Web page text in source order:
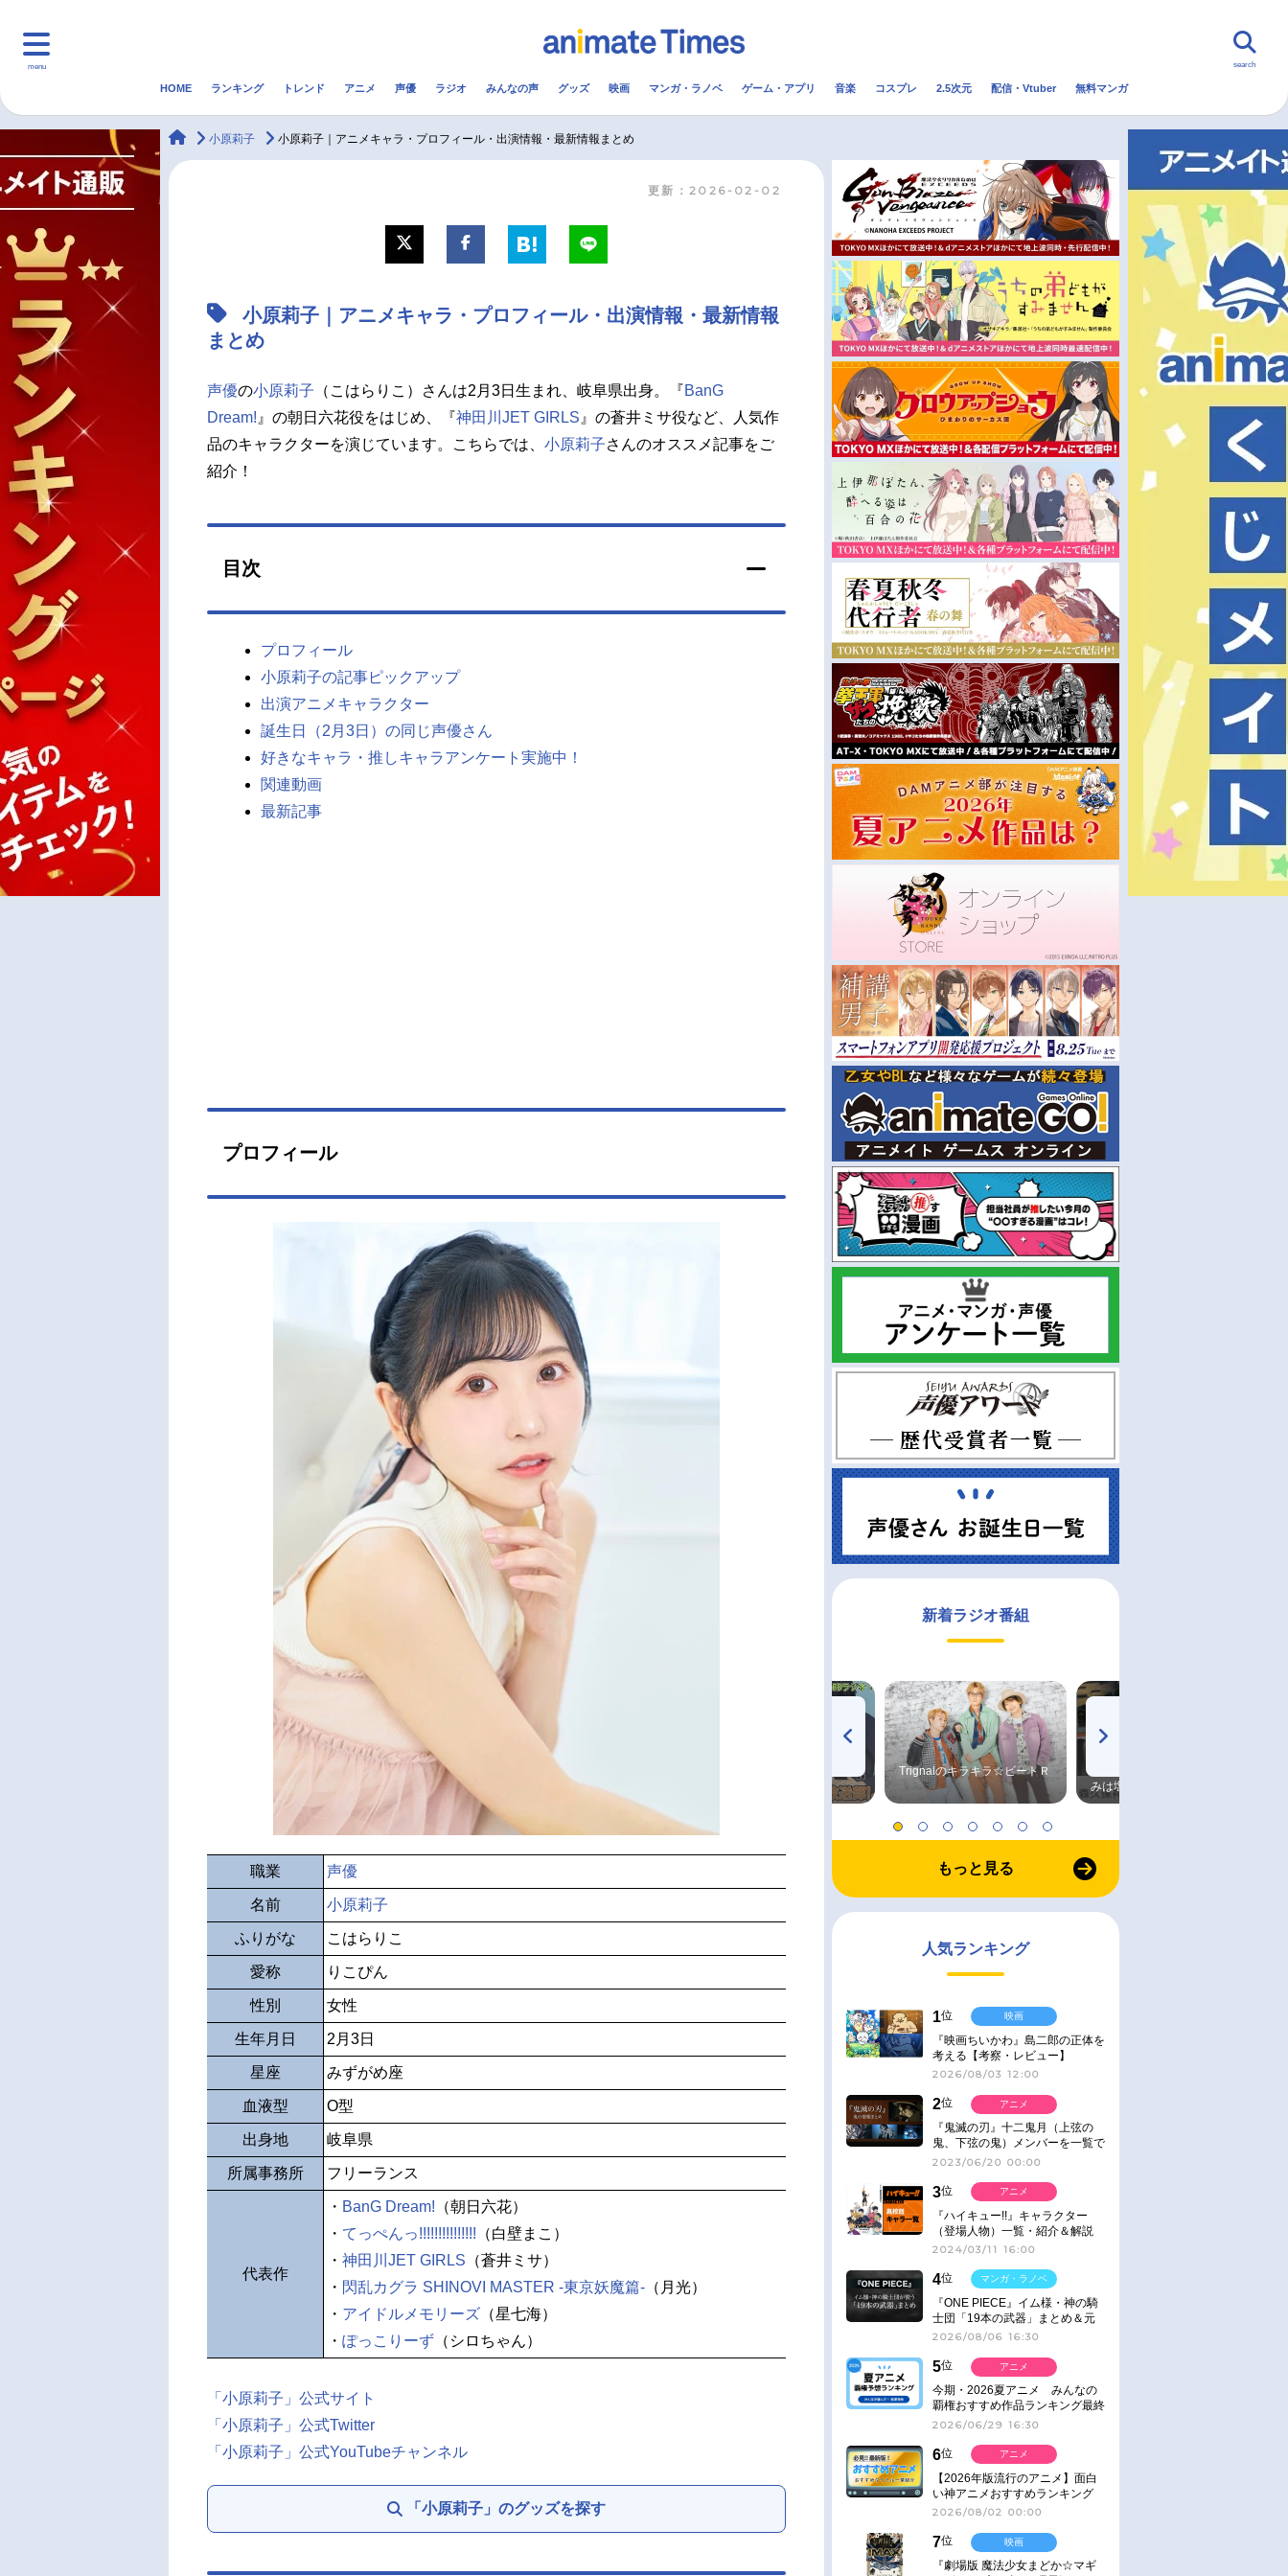
menu
マンガ・ラノベ 2.5次元 配信・Vtuber トレンド 無料マンガ
声優記事一覧
アニメ映画一覧
男性声優/女性声優一覧
今期アニメ曜日別一覧
夏アニメ
秋アニメ
冬アニメ
search
HOME ランキング トレンド アニメ 声優 ラジオ みんなの声 グッズ 映画 マンガ・ラノベ ゲーム・アプリ 音楽 コスプレ 2.5次元 配信・Vtuber 無料マンガ
animateTimes
小原莉子 小原莉子｜アニメキャラ・プロフィール・出演情報・最新情報まとめ
更新：2026-02-02
小原莉子｜アニメキャラ・プロフィール・出演情報・最新情報
まとめ
声優の小原莉子 （こはらりこ）さんは2月3日生まれ、岐阜県出身。『BanG
Dream! 』の朝日六花役をはじめ、『神田川JET GIRLS 』の蒼井ミサ役など、人気作
品のキャラクターを演じています。こちらでは、 小原莉子さんのオススメ記事をご
紹介！
目次
プロフィール
小原莉子の記事ピックアップ
出演アニメキャラクター
誕生日（2月3日）の同じ声優さん
好きなキャラ・推しキャラアンケート実施中！
関連動画
最新記事
プロフィール
職業 声優
名前 小原莉子
ふりがな こはらりこ
愛称 りこぴん
性別 女性
生年月日 2月3日
星座 みずがめ座
血液型 O型
出身地 岐阜県
所属事務所 フリーランス
代表作
・ BanG Dream! （朝日六花）
・ てっぺんっ!!!!!!!!!!!!!!! （白壁まこ）
・ 神田川JET GIRLS （蒼井ミサ）
・ 閃乱カグラ SHINOVI MASTER -東京妖魔篇- （月光）
・ アイドルメモリーズ （星七海）
・ ぽっこりーず （シロちゃん）
「小原莉子」公式サイト
「小原莉子」公式Twitter
「小原莉子」公式YouTubeチャンネル
「小原莉子」のグッズを探す
新着ラジオ番組
TVアニメ『戦隊大失格』
radio 大直会 2nd season
Trignalのキラキラ☆ビートＲ
みは塩だけ
もっと見る
人気ランキング
1位
『映画ちいかわ』島二郎の正体を
考える【考察・レビュー】
2026/08/03 12:00
映画
2位
『鬼滅の刃』十二鬼月（上弦の
鬼、下弦の鬼）メンバーを一覧で
紹介＆解説（登場鬼の情報まと
2023/06/20 00:00
アニメ
3位
『ハイキュー!!』キャラクター
（登場人物）一覧・紹介＆解説
2024/03/11 16:00
アニメ
4位
『ONE PIECE』イム様・神の騎
士団「19本の武器」まとめ＆元
ネタ
2026/08/06 16:30
マンガ・ラノベ
5位
今期・2026夏アニメ みんなの
覇権おすすめ作品ランキング最終
結果発表！
2026/06/29 16:30
アニメ
6位
【2026年版流行のアニメ】面白
い神アニメおすすめランキング
【名作・話題作】｜ジャンル別人
2026/08/02 00:00
アニメ
7位
『劇場版 魔法少女まどか☆マギ
映画